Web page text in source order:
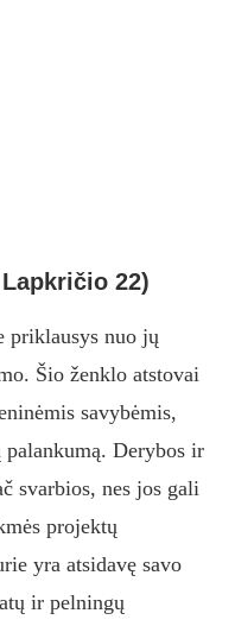
22)
priklausys nuo jų
Šio ženklo atstovai
savybėmis,
Derybos ir
svarbios, nes jos gali
projektų
yra atsidavę savo
ir pelningų